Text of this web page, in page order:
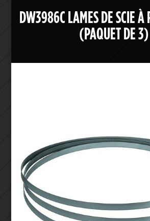
DW3986C LAMES DE SCIE
(PAQUET DE 3)